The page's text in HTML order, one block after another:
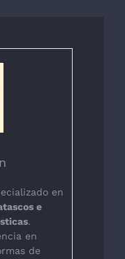
en
e
.
en
de